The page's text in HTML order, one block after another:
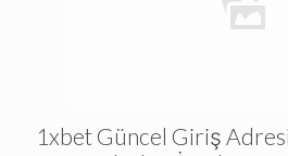
1xbet Güncel Giriş